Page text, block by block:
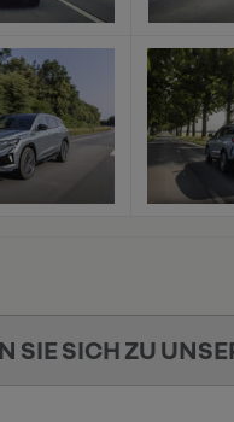
SIE SICH ZU